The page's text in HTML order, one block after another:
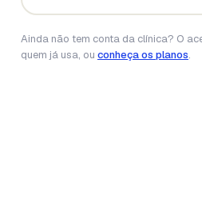
Ainda não tem conta da clínica? O
quem já usa, ou conheça os planos.